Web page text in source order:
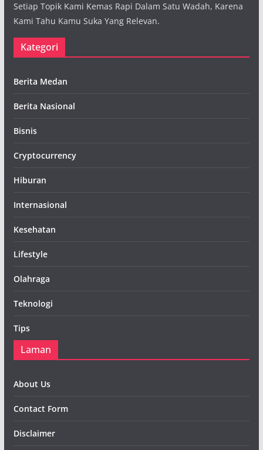
Setiap Topik Kami Kemas Rapi Dalam Satu Wadah, Karena
Kami Tahu Kamu Suka Yang Relevan.
Kategori
Berita Medan
Berita Nasional
Bisnis
Cryptocurrency
Hiburan
Internasional
Kesehatan
Lifestyle
Olahraga
Teknologi
Tips
Laman
About Us
Contact Form
Disclaimer